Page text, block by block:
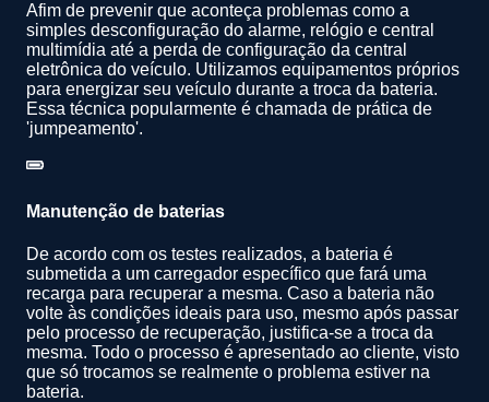
Afim de prevenir que aconteça problemas como a
simples desconfiguração do alarme, relógio e central
multimídia até a perda de configuração da central
eletrônica do veículo. Utilizamos equipamentos próprios
para energizar seu veículo durante a troca da bateria.
Essa técnica popularmente é chamada de prática de
'jumpeamento'.
Manutenção de baterias
De acordo com os testes realizados, a bateria é
submetida a um carregador específico que fará uma
recarga para recuperar a mesma. Caso a bateria não
volte às condições ideais para uso, mesmo após passar
pelo processo de recuperação, justifica-se a troca da
mesma. Todo o processo é apresentado ao cliente, visto
que só trocamos se realmente o problema estiver na
bateria.